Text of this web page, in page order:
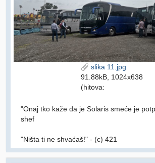
slika 11.jpg
91.88kB, 1024x638
(hitova:
"Onaj tko kaže da je Solaris smeće je
shef
"Ništa ti ne shvaćaš!" - (c) 421